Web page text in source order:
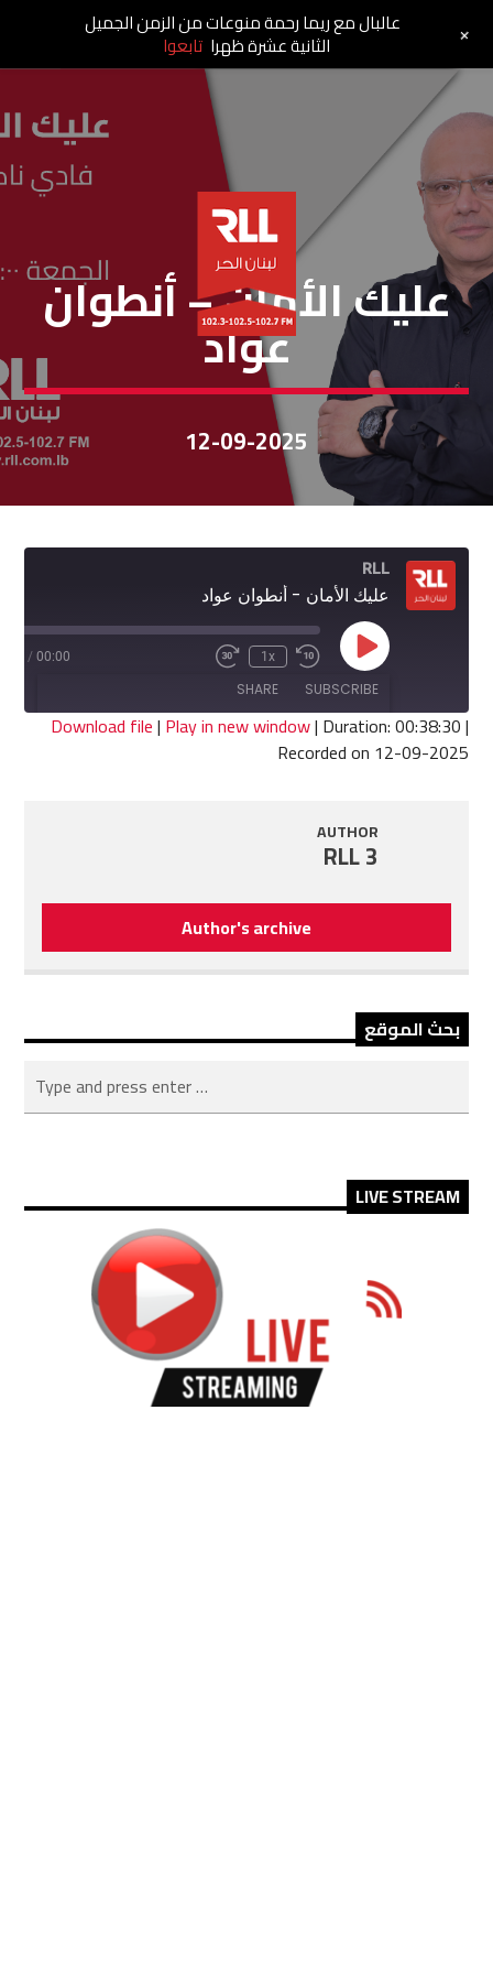
عليك الأمان
عليك الأمان – أنطوان
عواد
12-09-2025
RLL
عليك الأمان - أنطوان عواد
Play
Episode
Rewind
10
Seconds
1x
Fast
seconds
00:00
/
SUBSCRIBE
SHARE
SHARE
Download file| Play in new window| Duration: 00:38:30|
Recorded on 12-09-2025
AUTHOR
RLL 3
Author's archive
بحث الموقع
LIVE STREAM
عالبال مع ريما رحمة منوعات من الزمن الجميل
الثانية عشرة ظهرا تابعوا +